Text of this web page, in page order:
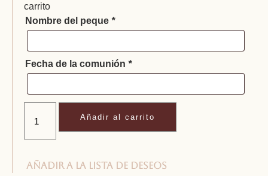
carrito
Nombre del peque *
Fecha de la comunión *
Añadir al carrito
Añadir a la lista de deseos